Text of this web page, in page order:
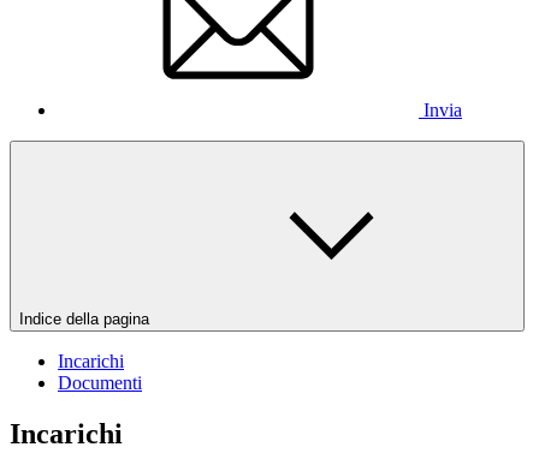
Invia
Indice della pagina
Incarichi
Documenti
Incarichi